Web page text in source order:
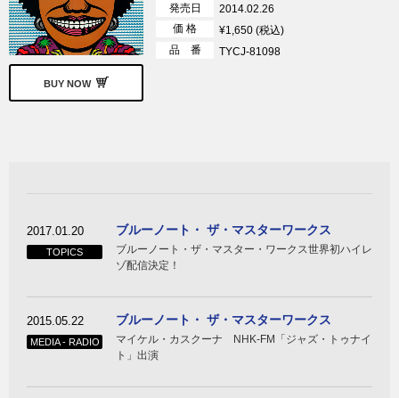
BUY NOW
発売日
2014.02.26
価 格
¥1,650 (税込)
品 番
TYCJ-81098
2017.01.20
TOPICS
ブルーノート・ ザ・マスターワークス
ブルーノート・ザ・マスター・ワークス世界初ハイレ
ゾ配信決定！
2015.05.22
MEDIA - RADIO
ブルーノート・ ザ・マスターワークス
マイケル・カスクーナ NHK-FM「ジャズ・トゥナイ
ト」出演